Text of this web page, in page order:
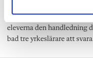
skolan i jakten på APL-
eleverna den handledning
bad tre yrkeslärare att